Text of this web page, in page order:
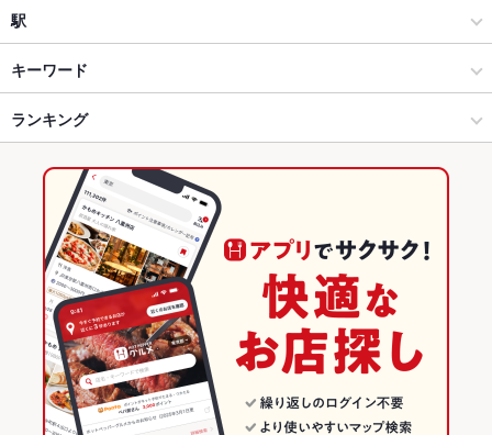
中華全般
四ツ谷・麹町・市ヶ谷・九段下 × 中華
四ツ谷・麹町・市ヶ谷・九段下 × 中華全般
半蔵門駅 × 中華
半蔵門駅 × 中華全般
半蔵門
半蔵門 × 中華
半蔵門 × 中華全般
東京 × 中華
東京 × 中華全般
駅
麹町駅
永田町駅
半蔵門駅
キーワード
エビ料理
ランキング
東京のグルメランキング
東京の中華ランキング
東京の中華全般ランキング
四ツ谷・麹町・市ヶ谷・九段下のグルメランキング
四ツ谷・麹町・市ヶ谷・九段下の中華ランキング
四ツ谷・麹町・市ヶ谷・九段下の中華全般ランキング